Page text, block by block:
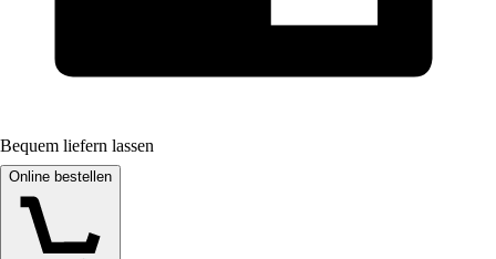
Bequem liefern lassen
Online bestellen